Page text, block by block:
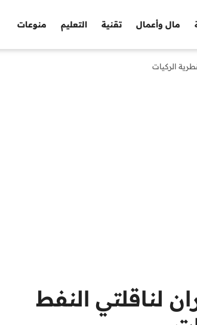
مال وأعمال تقنية التعليم منوعات
الركيات
لناقلتي النفط